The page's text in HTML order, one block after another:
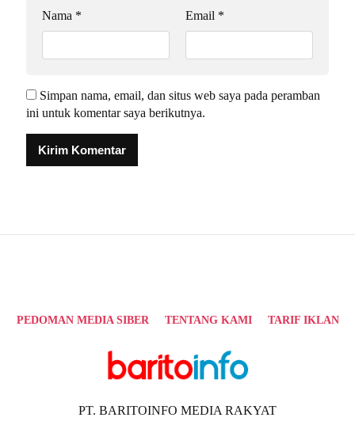
Nama * Email *
Simpan nama, email, dan situs web saya pada peramban
ini untuk komentar saya berikutnya.
PEDOMAN MEDIA SIBER TENTANG KAMI TARIF IKLAN
PT. BARITOINFO MEDIA RAKYAT